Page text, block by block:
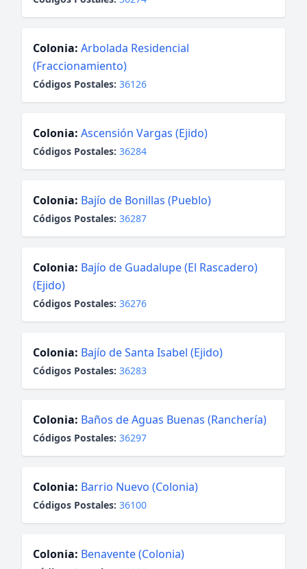
Colonia: Arbolada Residencial
(Fraccionamiento)
Códigos Postales: 36126
Colonia: Ascensión Vargas (Ejido)
Códigos Postales: 36284
Colonia: Bajío de Bonillas (Pueblo)
Códigos Postales: 36287
Colonia: Bajío de Guadalupe (El Rascadero)
(Ejido)
Códigos Postales: 36276
Colonia: Bajío de Santa Isabel (Ejido)
Códigos Postales: 36283
Colonia: Baños de Aguas Buenas (Ranchería)
Códigos Postales: 36297
Colonia: Barrio Nuevo (Colonia)
Códigos Postales: 36100
Colonia: Benavente (Colonia)